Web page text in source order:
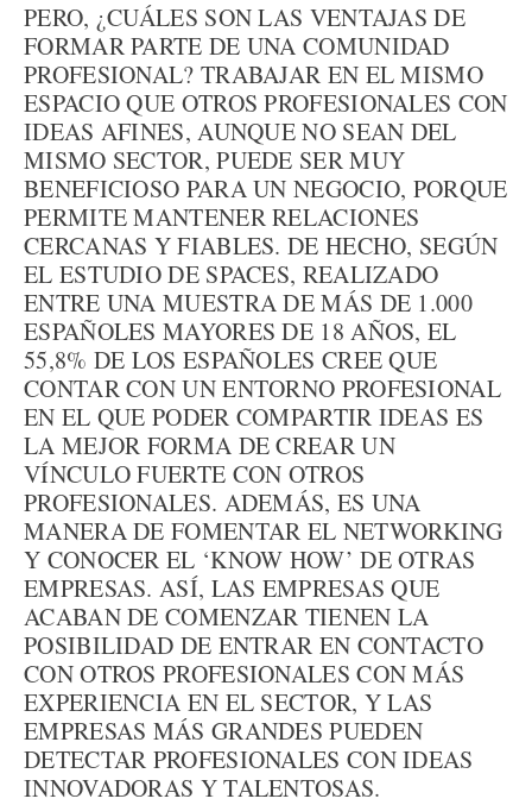
PERO, ¿CUÁLES SON LAS VENTAJAS DE
FORMAR PARTE DE UNA COMUNIDAD
PROFESIONAL? TRABAJAR EN EL MISMO
ESPACIO QUE OTROS PROFESIONALES CON
IDEAS AFINES, AUNQUE NO SEAN DEL
MISMO SECTOR, PUEDE SER MUY
BENEFICIOSO PARA UN NEGOCIO, PORQUE
PERMITE MANTENER RELACIONES
CERCANAS Y FIABLES. DE HECHO, SEGÚN
EL ESTUDIO DE SPACES, REALIZADO
ENTRE UNA MUESTRA DE MÁS DE 1.000
ESPAÑOLES MAYORES DE 18 AÑOS, EL
55,8% DE LOS ESPAÑOLES CREE QUE
CONTAR CON UN ENTORNO PROFESIONAL
EN EL QUE PODER COMPARTIR IDEAS ES
LA MEJOR FORMA DE CREAR UN
VÍNCULO FUERTE CON OTROS
PROFESIONALES. ADEMÁS, ES UNA
MANERA DE FOMENTAR EL NETWORKING
Y CONOCER EL ‘KNOW HOW’ DE OTRAS
EMPRESAS. ASÍ, LAS EMPRESAS QUE
ACABAN DE COMENZAR TIENEN LA
POSIBILIDAD DE ENTRAR EN CONTACTO
CON OTROS PROFESIONALES CON MÁS
EXPERIENCIA EN EL SECTOR, Y LAS
EMPRESAS MÁS GRANDES PUEDEN
DETECTAR PROFESIONALES CON IDEAS
INNOVADORAS Y TALENTOSAS.